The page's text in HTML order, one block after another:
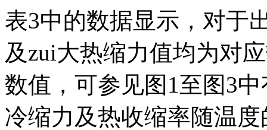
表3中的数据显示，对于
及zui大热缩力值均为对
数值，可参见图1至图3
冷缩力及热收缩率随温